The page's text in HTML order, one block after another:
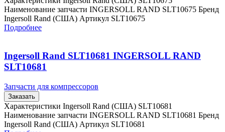
Наименование запчасти INGERSOLL RAND SLT10675 Бренд
Ingersoll Rand (США) Артикул SLT10675
Подробнее
Ingersoll Rand SLT10681 INGERSOLL RAND
SLT10681
Запчасти для компрессоров
Заказать
Характеристики Ingersoll Rand (США) SLT10681
Наименование запчасти INGERSOLL RAND SLT10681 Бренд
Ingersoll Rand (США) Артикул SLT10681